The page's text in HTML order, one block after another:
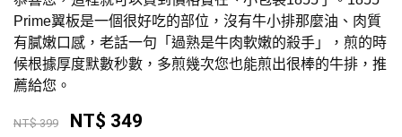
Prime翼板是一個很好吃的部位，沒有牛小排那麼油、肉質
有膩嫩口感，老話一句「過熟是牛肉軟嫩的殺手」，煎的時
候根據厚度默數秒數，多煎幾次您也能煎出很棒的牛排，推
薦給您。
NT$ 399 NT$ 349